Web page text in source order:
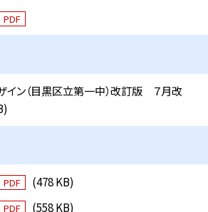
PDF
イン（目黒区立第一中）改訂版 ７月改
PDF
(478 KB)
PDF
(558 KB)